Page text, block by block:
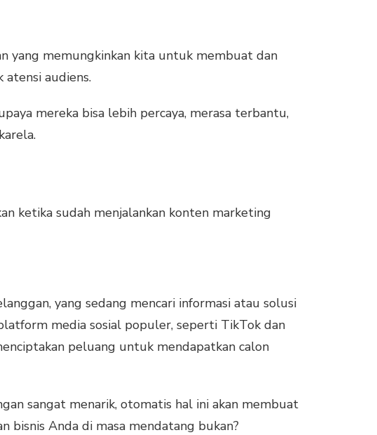
yang memungkinkan kita untuk membuat dan
atensi audiens.
mereka bisa lebih percaya, merasa terbantu,
ketika sudah menjalankan konten marketing
yang sedang mencari informasi atau solusi
media sosial populer, seperti TikTok dan
peluang untuk mendapatkan calon
sangat menarik, otomatis hal ini akan membuat
bisnis Anda di masa mendatang bukan?